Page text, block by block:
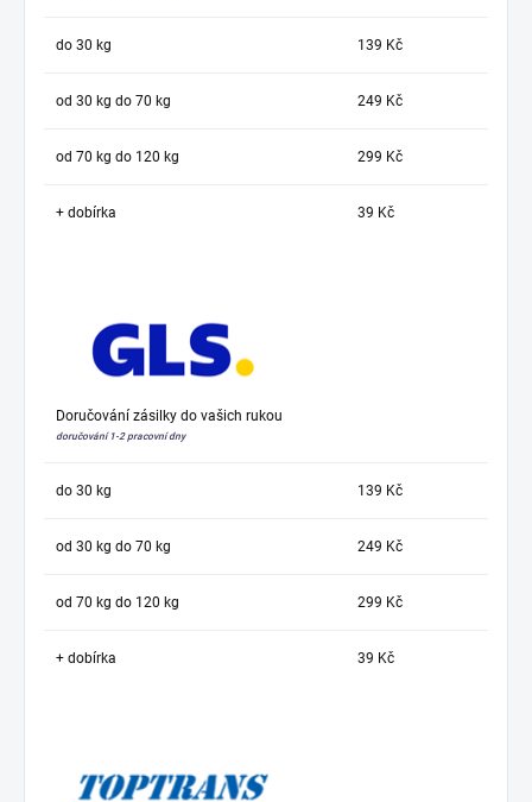
do 30 kg 139 Kč
od 30 kg do 70 kg 249 Kč
od 70 kg do 120 kg 299 Kč
+ dobírka 39 Kč
Doručování zásilky do vašich rukou
doručování 1-2 pracovní dny
do 30 kg 139 Kč
od 30 kg do 70 kg 249 Kč
od 70 kg do 120 kg 299 Kč
+ dobírka 39 Kč